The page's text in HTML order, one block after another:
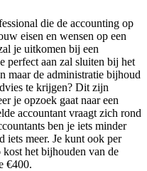
die de accounting op
eisen en wensen op een
je uitkomen bij een
perfect aan zal sluiten bij het
maar de administratie bijhoud
te krijgen? Dit zijn
je opzoek gaat naar een
accountant vraagt zich rond
ben je iets minder
iets meer. Je kunt ook per
het bijhouden van de
€400.